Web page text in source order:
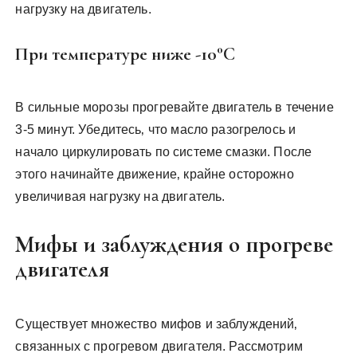
нагрузку на двигатель.
При температуре ниже -10°C
В сильные морозы прогревайте двигатель в течение
3-5 минут. Убедитесь‚ что масло разогрелось и
начало циркулировать по системе смазки. После
этого начинайте движение‚ крайне осторожно
увеличивая нагрузку на двигатель.
Мифы и заблуждения о прогреве
двигателя
Существует множество мифов и заблуждений‚
связанных с прогревом двигателя. Рассмотрим